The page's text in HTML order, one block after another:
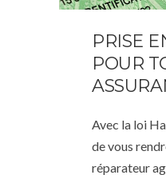
PRISE
POUR
Avec la loi
de vous
réparateur